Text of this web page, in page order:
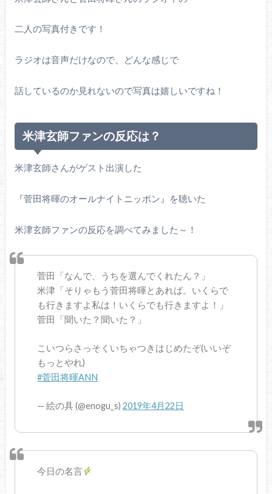
二人の写真付きです！
ラジオは音声だけなので、どんな感じで
話しているのか見れないので写真は嬉しいですね！
米津玄師ファンの反応は？
米津玄師さんがゲスト出演した
『菅田将暉のオールナイトニッポン』を聴いた
米津玄師ファンの反応を調べてみました～！
菅田「なんで、うちを選んでくれたん？」
米津「そりゃもう菅田将暉とあれば。いくらで
も行きますよ私は！いくらでも行きますよ！」
菅田「聞いた？聞いた？」
こいつらさっそくいちゃつきはじめたぞ(いいぞ
もっとやれ)
#菅田将暉ANN
— 絵の具 (@enogu_s)2019年4月22日
今日の名言